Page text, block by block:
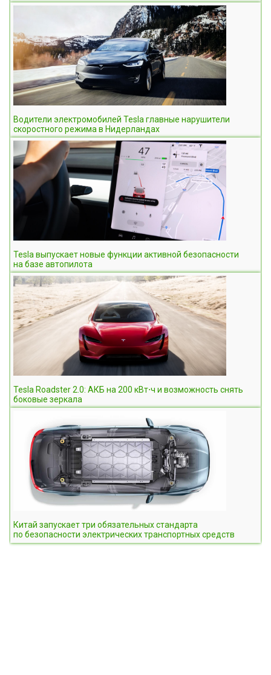
Водители электромобилей Tesla главные нарушители
скоростного режима в Нидерландах
Tesla выпускает новые функции активной безопасности
на базе автопилота
Tesla Roadster 2.0: АКБ на 200 кВт⋅ч и возможность снять
боковые зеркала
Китай запускает три обязательных стандарта
по безопасности электрических транспортных средств